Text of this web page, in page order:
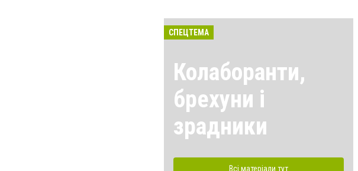
СПЕЦТЕМА
Колаборанти,
брехуни і
зрадники
Всі матеріали тут